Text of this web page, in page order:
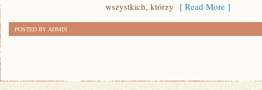
wszystkich, którzy [ Read More ]
POSTED BY ADMIN